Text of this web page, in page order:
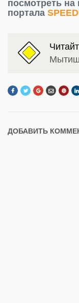
посмотреть на
портала
ДОБАВИТЬ